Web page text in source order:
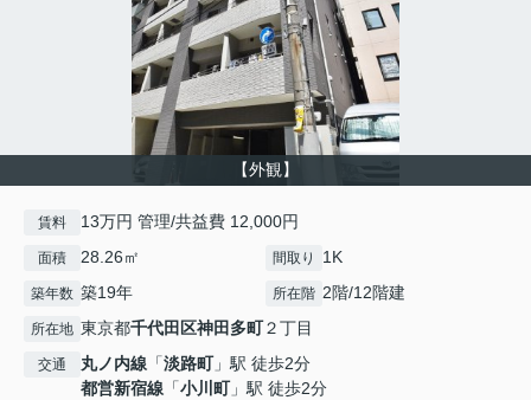
【外観】
賃料 13万円 管理/共益費 12,000円
面積 28.26㎡ 間取り 1K
築年数 築19年 所在階 2階/12階建
所在地 東京都千代田区神田多町２丁目
交通 丸ノ内線 「淡路町」駅 徒歩2分
都営新宿線 「小川町」駅 徒歩2分